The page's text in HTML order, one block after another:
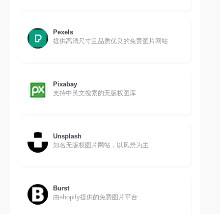
Pexels
提供高清尺寸且品质优良的免费图片网站
Pixabay
支持中英文搜索的无版权图库
Unsplash
知名无版权图片网站，以风景为主
Burst
由shopify提供的免费图片平台